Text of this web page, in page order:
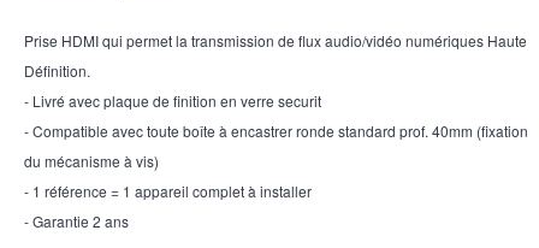
Prise HDMI qui permet la transmission de flux audio/vidéo numériques Haute
Définition.
- Livré avec plaque de finition en verre securit
- Compatible avec toute boîte à encastrer ronde standard prof. 40mm (fixation
du mécanisme à vis)
- 1 référence = 1 appareil complet à installer
- Garantie 2 ans